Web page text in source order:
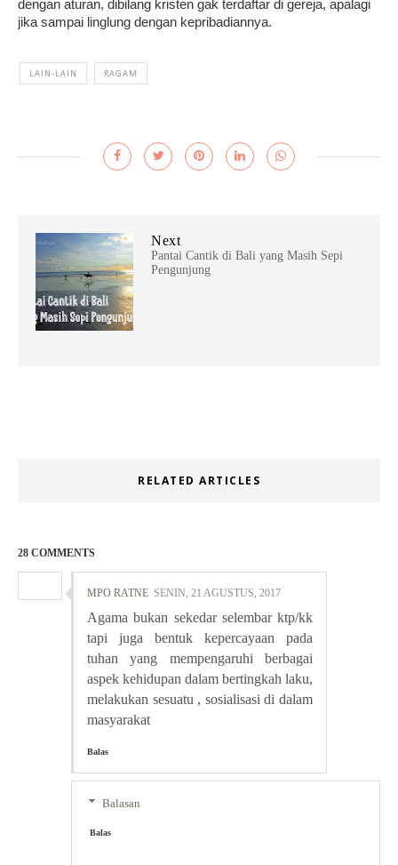
dengan aturan, dibilang kristen gak terdaftar di gereja, apalagi
jika sampai linglung dengan kepribadiannya.
LAIN-LAIN RAGAM
Next
Pantai Cantik di Bali yang Masih Sepi
Pengunjung
RELATED ARTICLES
28 COMMENTS
MPO RATNE SENIN, 21 AGUSTUS, 2017
Agama bukan sekedar selembar ktp/kk
tapi juga bentuk kepercayaan pada
tuhan yang mempengaruhi berbagai
aspek kehidupan dalam bertingkah laku,
melakukan sesuatu , sosialisasi di dalam
masyarakat
Balas
Balasan
Balas